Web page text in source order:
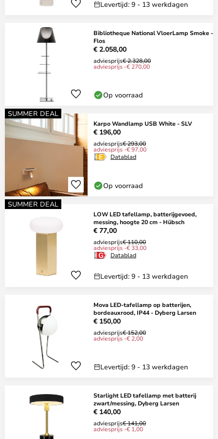
Levertijd: 9 - 13 werkdagen
Bibliotheque National VloerLamp Smoke -
Flos
€ 2.058,00
adviesprijs€ 2.328,00
adviesprijs -€ 270,00
Op voorraad
SUMMER DEAL
Karpo Wandlamp USB White - SLV
€ 196,00
adviesprijs€ 293,00
adviesprijs -€ 97,00
Datablad
Op voorraad
SUMMER DEAL
LOW LED tafellamp, batterijgevoed,
messing, hoogte 20 cm - Hübsch
€ 77,00
adviesprijs€ 110,00
adviesprijs -€ 33,00
Datablad
Levertijd: 9 - 13 werkdagen
Mova LED-tafellamp op batterijen,
bordeauxrood, IP44 - Dyberg Larsen
€ 150,00
adviesprijs€ 152,00
adviesprijs -€ 2,00
Levertijd: 9 - 13 werkdagen
Starlight LED tafellamp met batterij
zwart/messing, Dyberg Larsen
€ 140,00
adviesprijs€ 141,00
adviesprijs -€ 1,00